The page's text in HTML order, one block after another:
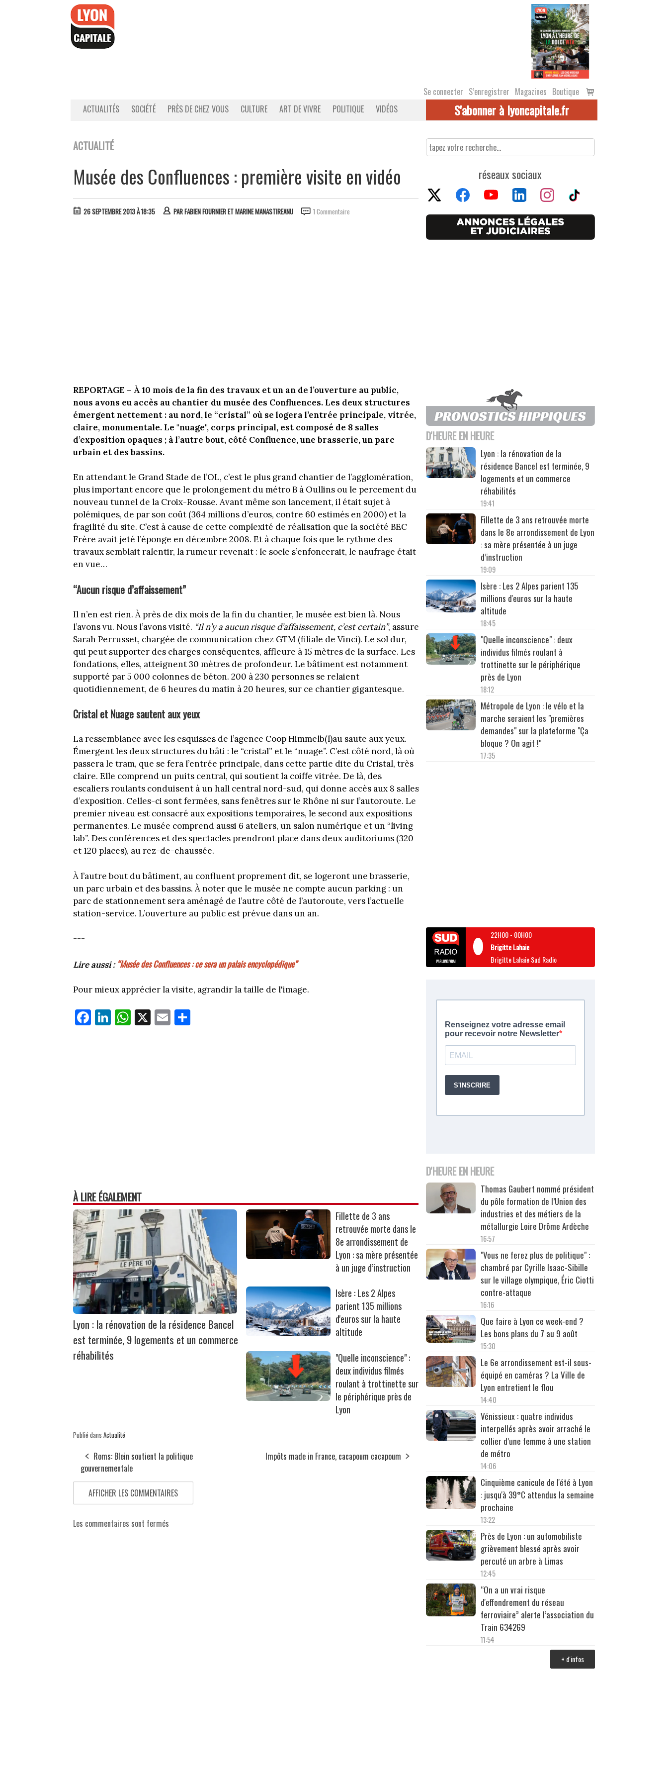
Se connecter S’enregistrer Magazines Boutique
Voir
le
ACTUALITÉS SOCIÉTÉ PRÈS DE CHEZ VOUS CULTURE ART DE VIVRE POLITIQUE VIDÉOS S'abonner à lyoncapitale.fr
ACTUALITÉ
Musée des Confluences : première visite en vidéo
26 SEPTEMBRE 2013 À 18:35 PARFABIEN FOURNIER ET MARINE MANASTIREANU 1 Commentaire
REPORTAGE – À 10 mois de la fin des travaux et un an de l’ouverture au public,
nous avons eu accès au chantier du musée des Confluences. Les deux structures
émergent nettement : au nord, le “cristal” où se logera l’entrée principale, vitrée,
claire, monumentale. Le "nuage", corps principal, est composé de 8 salles
d’exposition opaques ; à l’autre bout, côté Confluence, une brasserie, un parc
urbain et des bassins.
En attendant le Grand Stade de l’OL, c’est le plus grand chantier de l’agglomération,
plus important encore que le prolongement du métro B à Oullins ou le percement du
nouveau tunnel de la Croix-Rousse. Avant même son lancement, il était sujet à
polémiques, de par son coût (364 millions d’euros, contre 60 estimés en 2000) et la
fragilité du site. C’est à cause de cette complexité de réalisation que la société BEC
Frère avait jeté l’éponge en décembre 2008. Et à chaque fois que le rythme des
travaux semblait ralentir, la rumeur revenait : le socle s’enfoncerait, le naufrage était
en vue…
“Aucun risque d’affaissement”
Il n’en est rien. À près de dix mois de la fin du chantier, le musée est bien là. Nous
l’avons vu. Nous l’avons visité. “Il n’y a aucun risque d’affaissement, c’est certain”, assure
Sarah Perrusset, chargée de communication chez GTM (filiale de Vinci). Le sol dur,
qui peut supporter des charges conséquentes, affleure à 15 mètres de la surface. Les
fondations, elles, atteignent 30 mètres de profondeur. Le bâtiment est notamment
supporté par 5 000 colonnes de béton. 200 à 230 personnes se relaient
quotidiennement, de 6 heures du matin à 20 heures, sur ce chantier gigantesque.
Cristal et Nuage sautent aux yeux
La ressemblance avec les esquisses de l’agence Coop Himmelb(l)au saute aux yeux.
Émergent les deux structures du bâti : le “cristal” et le “nuage”. C’est côté nord, là où
passera le tram, que se fera l’entrée principale, dans cette partie dite du Cristal, très
claire. Elle comprend un puits central, qui soutient la coiffe vitrée. De là, des
escaliers roulants conduisent à un hall central nord-sud, qui donne accès aux 8 salles
d’exposition. Celles-ci sont fermées, sans fenêtres sur le Rhône ni sur l’autoroute. Le
premier niveau est consacré aux expositions temporaires, le second aux expositions
permanentes. Le musée comprend aussi 6 ateliers, un salon numérique et un “living
lab”. Des conférences et des spectacles prendront place dans deux auditoriums (320
et 120 places), au rez-de-chaussée.
À l’autre bout du bâtiment, au confluent proprement dit, se logeront une brasserie,
un parc urbain et des bassins. À noter que le musée ne compte aucun parking : un
parc de stationnement sera aménagé de l’autre côté de l’autoroute, vers l’actuelle
station-service. L’ouverture au public est prévue dans un an.
---
Lire aussi : “Musée des Confluences : ce sera un palais encyclopédique”
Pour mieux apprécier la visite, agrandir la taille de l'image.
Fa
ce
Li
nk
W
ha
X E
m
À LIRE ÉGALEMENT
Lyon : la rénovation de la résidence Bancel
est terminée, 9 logements et un commerce
réhabilités
Fillette de 3 ans
retrouvée morte dans le
8e arrondissement de
Lyon : sa mère présentée
à un juge d’instruction
Isère : Les 2 Alpes
parient 135 millions
d'euros sur la haute
altitude
"Quelle inconscience" :
deux individus filmés
roulant à trottinette sur
le périphérique près de
Lyon
Publié dans Actualité
Roms: Blein soutient la politique
gouvernementale
Impôts made in France, cacapoum cacapoum
AFFICHER LES COMMENTAIRES
Les commentaires sont fermés
réseaux sociaux
D'HEURE EN HEURE
Lyon : la rénovation de la
résidence Bancel est terminée, 9
logements et un commerce
réhabilités
19:41
Fillette de 3 ans retrouvée morte
dans le 8e arrondissement de Lyon
: sa mère présentée à un juge
d’instruction
19:09
Isère : Les 2 Alpes parient 135
millions d'euros sur la haute
altitude
18:45
"Quelle inconscience" : deux
individus filmés roulant à
trottinette sur le périphérique
près de Lyon
18:12
Métropole de Lyon : le vélo et la
marche seraient les "premières
demandes" sur la plateforme "Ça
bloque ? On agit !"
17:35
22H00- 00H00
Brigitte Lahaie
Brigitte Lahaie Sud Radio
D'HEURE EN HEURE
Thomas Gaubert nommé président
du pôle formation de l’Union des
industries et des métiers de la
métallurgie Loire Drôme Ardèche
16:57
"Vous ne ferez plus de politique" :
chambré par Cyrille Isaac-Sibille
sur le village olympique, Éric Ciotti
contre-attaque
16:16
Que faire à Lyon ce week-end ?
Les bons plans du 7 au 9 août
15:30
Le 6e arrondissement est-il sous-
équipé en caméras ? La Ville de
Lyon entretient le flou
14:40
Vénissieux : quatre individus
interpellés après avoir arraché le
collier d’une femme à une station
de métro
14:06
Cinquième canicule de l'été à Lyon
: jusqu'à 39°C attendus la semaine
prochaine
13:22
Près de Lyon : un automobiliste
grièvement blessé après avoir
percuté un arbre à Limas
12:45
“On a un vrai risque
d'effondrement du réseau
ferroviaire” alerte l’association du
Train 634269
11:54
+ d'infos